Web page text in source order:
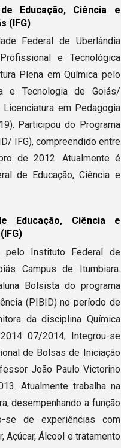
Educação, Ciência e
(IFG)
Federal de Uberlândia
e Tecnológica
Plena em Química pelo
e Tecnologia de Goiás/
Licenciatura em Pedagogia
Participou do Programa
IFG), compreendido entre
de 2012. Atualmente é
de Educação, Ciência e
Educação, Ciência e
pelo Instituto Federal de
Campus de Itumbiara.
Bolsista do programa
(PIBID) no período de
da disciplina Química
07/2014; Integrou-se
de Bolsas de Iniciação
João Paulo Victorino
Atualmente trabalha na
desempenhando a função
se de experiências com
Açúcar, Álcool e tratamento